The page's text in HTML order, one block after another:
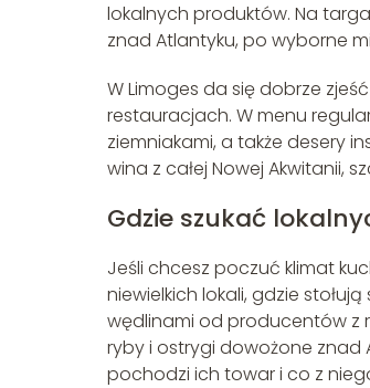
lokalnych produktów. Na
znad Atlantyku, po wyborne
W Limoges da się dobrze
restauracjach. W menu
ziemniakami, a także desery
wina z całej Nowej Akwitanii,
Gdzie szukać
Jeśli chcesz poczuć klimat
niewielkich lokali, gdzie
wędlinami od producentów z
ryby i ostrygi dowożone znad
pochodzi ich towar i co z